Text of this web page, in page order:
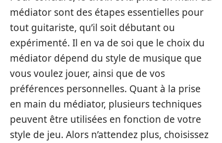
médiator sont des étapes essentielles pour
tout guitariste, qu’il soit débutant ou
expérimenté. Il en va de soi que le choix du
médiator dépend du style de musique que
vous voulez jouer, ainsi que de vos
préférences personnelles. Quant à la prise
en main du médiator, plusieurs techniques
peuvent être utilisées en fonction de votre
style de jeu. Alors n’attendez plus, choisissez